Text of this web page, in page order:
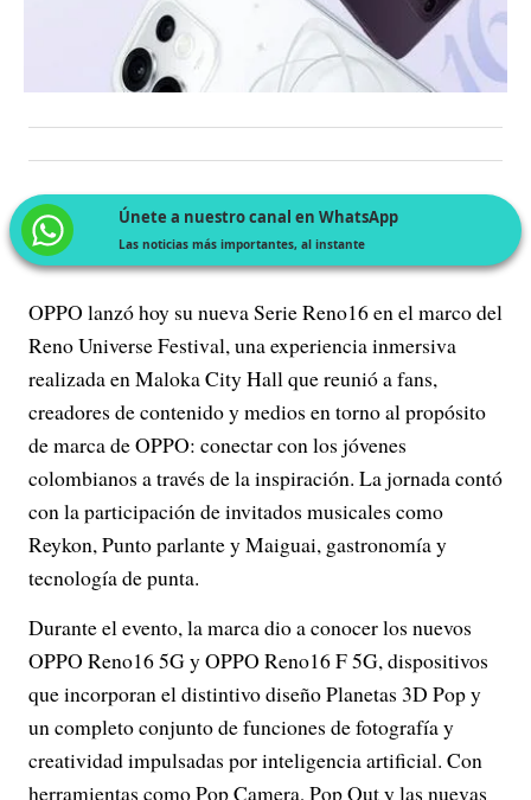
Únete a nuestro canal en WhatsApp
Las noticias más importantes, al instante
OPPO lanzó hoy su nueva Serie Reno16 en el marco del
Reno Universe Festival, una experiencia inmersiva
realizada en Maloka City Hall que reunió a fans,
creadores de contenido y medios en torno al propósito
de marca de OPPO: conectar con los jóvenes
colombianos a través de la inspiración. La jornada contó
con la participación de invitados musicales como
Reykon, Punto parlante y Maiguai, gastronomía y
tecnología de punta.
Durante el evento, la marca dio a conocer los nuevos
OPPO Reno16 5G y OPPO Reno16 F 5G, dispositivos
que incorporan el distintivo diseño Planetas 3D Pop y
un completo conjunto de funciones de fotografía y
creatividad impulsadas por inteligencia artificial. Con
herramientas como Pop Camera, Pop Out y las nuevas